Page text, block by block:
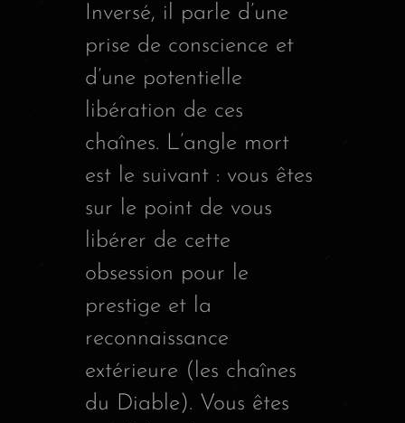
Inversé, il parle d’une
prise de conscience et
d’une potentielle
libération de ces
chaînes. L’angle mort
est le suivant : vous êtes
sur le point de vous
libérer de cette
obsession pour le
prestige et la
reconnaissance
extérieure (les chaînes
du Diable). Vous êtes